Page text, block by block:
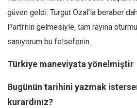
güven geldi. Turgut Özal’la beraber
Parti’nin gelmesiyle, tam rayına
sanıyorum bu felsefenin.
Türkiye maneviyata yönelmiştir
Bugünün tarihini yazmak
kurardınız?